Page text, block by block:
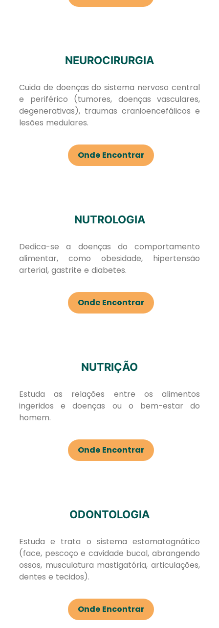
NEUROCIRURGIA
Cuida de doenças do sistema nervoso central
e periférico (tumores, doenças vasculares,
degenerativas), traumas cranioencefálicos e
lesões medulares.
Onde Encontrar
NUTROLOGIA
Dedica-se a doenças do comportamento
alimentar, como obesidade, hipertensão
arterial, gastrite e diabetes.
Onde Encontrar
NUTRIÇÃO
Estuda as relações entre os alimentos
ingeridos e doenças ou o bem-estar do
homem.
Onde Encontrar
ODONTOLOGIA
Estuda e trata o sistema estomatognático
(face, pescoço e cavidade bucal, abrangendo
ossos, musculatura mastigatória, articulações,
dentes e tecidos).
Onde Encontrar